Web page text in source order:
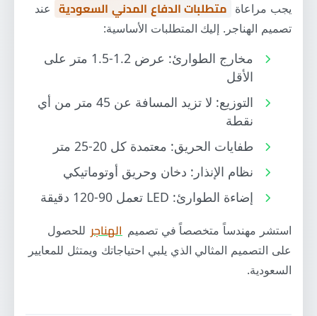
يجب مراعاة متطلبات الدفاع المدني السعودية عند
تصميم الهناجر. إليك المتطلبات الأساسية:
مخارج الطوارئ: عرض 1.2-1.5 متر على
الأقل
التوزيع: لا تزيد المسافة عن 45 متر من أي
نقطة
طفايات الحريق: معتمدة كل 20-25 متر
نظام الإنذار: دخان وحريق أوتوماتيكي
إضاءة الطوارئ: LED تعمل 90-120 دقيقة
استشر مهندساً متخصصاً في تصميم الهناجر للحصول
على التصميم المثالي الذي يلبي احتياجاتك ويمتثل للمعايير
السعودية.